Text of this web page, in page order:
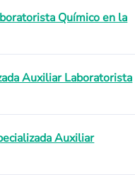
Químico en la
Auxiliar Laboratorista
Auxiliar